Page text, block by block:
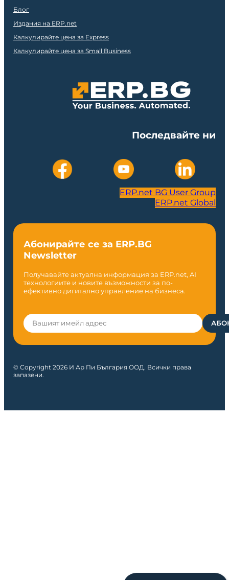
Блог
Издания на ERP.net
Калкулирайте цена за Express
Калкулирайте цена за Small Business
Последвайте ни
ERP.net BG User Group
ERP.net Global
Абонирайте се за ERP.BG
Newsletter
Получавайте актуална информация за ERP.net, AI
технологиите и новите възможности за по-
ефективно дигитално управление на бизнеса.
© Copyright 2026 И Ар Пи България ООД. Всички права
запазени.